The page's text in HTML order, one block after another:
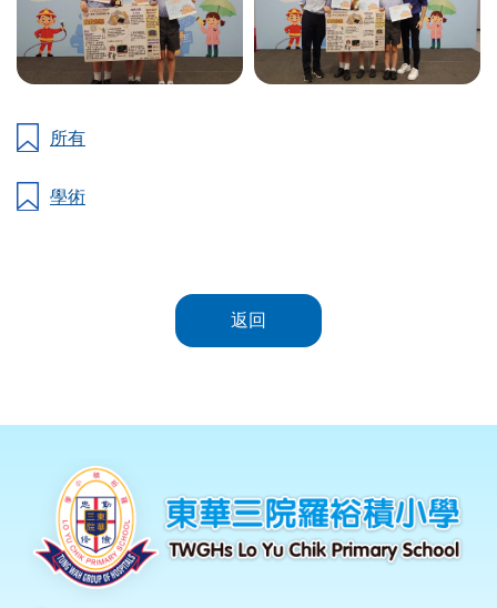
所有
學術
返回